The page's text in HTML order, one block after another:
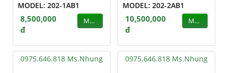
MODEL: 202-1AB1
8,500,000
đ
MUA
MODEL: 202-2AB1
10,500,000
đ
MUA
0975.646.818 Ms.Nhung 0975.646.818 Ms.Nhung